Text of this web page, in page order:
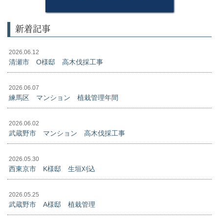
新着記事
2026.06.12
清瀬市 O様邸 高木伐採工事
2026.06.07
練馬区 マンション 植栽管理年間
2026.06.02
武蔵野市 マンション 高木伐採工事
2026.05.30
西東京市 K様邸 生垣刈込
2026.05.25
武蔵野市 A様邸 植栽管理